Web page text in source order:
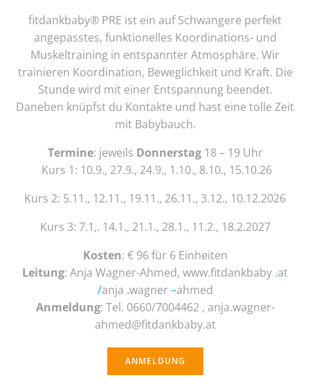
fitdankbaby® PRE ist ein auf Schwangere perfekt
angepasstes, funktionelles Koordinations- und
Muskeltraining in entspannter Atmosphäre. Wir
trainieren Koordination, Beweglichkeit und Kraft. Die
Stunde wird mit einer Entspannung beendet.
Daneben knüpfst du Kontakte und hast eine tolle Zeit
mit Babybauch.
Termine: jeweils Donnerstag 18 – 19 Uhr
Kurs 1: 10.9., 27.9., 24.9., 1.10., 8.10., 15.10.26
Kurs 2: 5.11., 12.11., 19.11., 26.11., 3.12., 10.12.2026
Kurs 3: 7.1,. 14.1., 21.1., 28.1., 11.2., 18.2.2027
Kosten: € 96 für 6 Einheiten
Leitung: Anja Wagner-Ahmed, www.fitdankbaby .at
/anja .wagner –ahmed
Anmeldung: Tel. 0660/7004462 , anja.wagner-
ahmed@fitdankbaby.at
ANMELDUNG